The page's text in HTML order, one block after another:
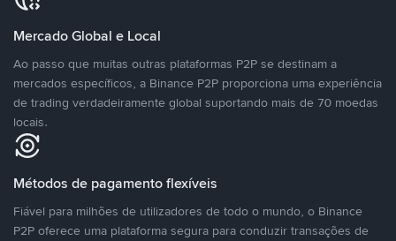
Mercado Global e Local
Ao passo que muitas outras plataformas P2P se destinam a
mercados específicos, a Binance P2P proporciona uma experiência
de trading verdadeiramente global suportando mais de 70 moedas
locais.
Métodos de pagamento flexíveis
Fiável para milhões de utilizadores de todo o mundo, o Binance
P2P oferece uma plataforma segura para conduzir transações de